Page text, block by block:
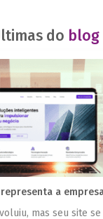
do blog
a
mas seu site